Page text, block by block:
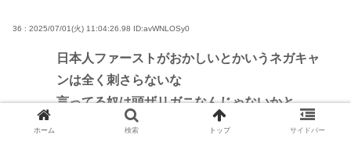
36 : 2025/07/01(火) 11:04:26.98 ID:avWNLOSy0
日本人ファーストがおかしいとかいうネガキャ
ンは全く刺さらないな
言ってる奴は頭ザリガニなんじゃないかと
ホーム 検索 トップ サイドバー